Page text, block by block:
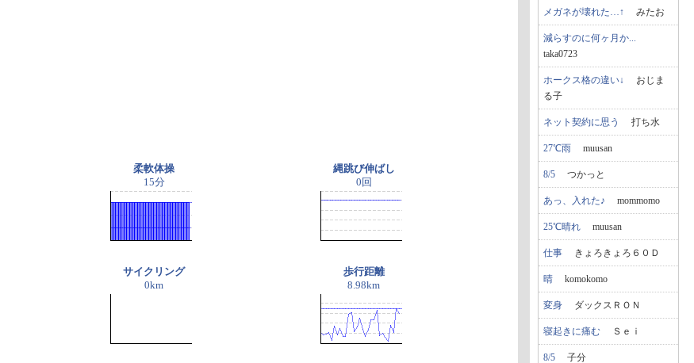
柔軟体操
15分
縄跳び伸ばし
0回
サイクリング
0km
歩行距離
8.98km
メガネが壊れた…↑ みたお
減らすのに何ヶ月か...
taka0723
ホークス格の違い↓ おじま
る子
ネット契約に思う 打ち水
27℃雨 muusan
8/5 つかっと
あっ、入れた♪ mommomo
25℃晴れ muusan
仕事 きょろきょろ６０Ｄ
晴 komokomo
変身 ダックスＲＯＮ
寝起きに痛む Ｓｅｉ
8/5 子分